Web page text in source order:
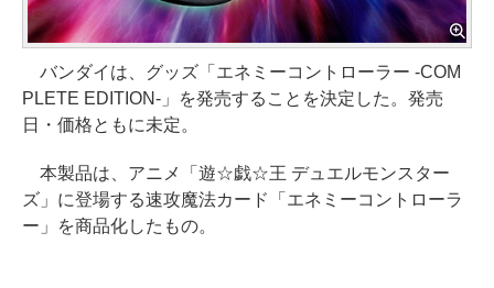
バンダイは、グッズ「エネミーコントローラー -COM
PLETE EDITION-」を発売することを決定した。発売
日・価格ともに未定。
本製品は、アニメ「遊☆戯☆王 デュエルモンスター
ズ」に登場する速攻魔法カード「エネミーコントローラ
ー」を商品化したもの。